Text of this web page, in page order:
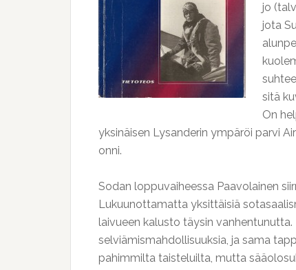
jo
jota
sitä
On
yksinäisen Lysanderin ympäröi parvi
onni.
Sodan loppuvaiheessa Paavolainen
Lukuunottamatta yksittäisiä
laivueen kalusto täysin
selviämismahdollisuuksia, ja sama
pahimmilta taisteluilta, mutta